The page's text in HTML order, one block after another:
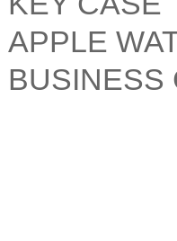
APPLE
BUSINESS